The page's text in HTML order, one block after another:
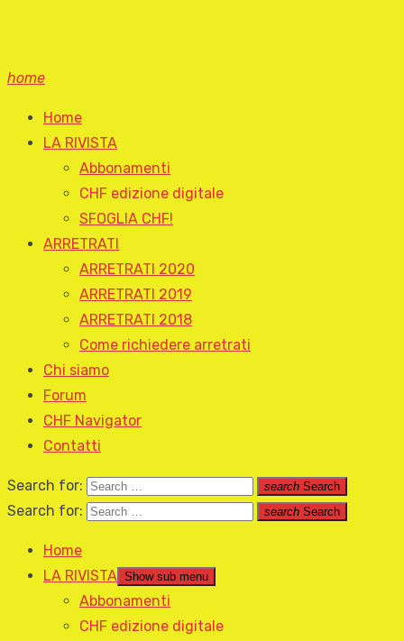
home
Home
LA RIVISTA
Abbonamenti
CHF edizione digitale
SFOGLIA CHF!
ARRETRATI
ARRETRATI 2020
ARRETRATI 2019
ARRETRATI 2018
Come richiedere arretrati
Chi siamo
Forum
CHF Navigator
Contatti
Search for: search Search
Search for: search Search
Home
LA RIVISTA Show sub menu
Abbonamenti
CHF edizione digitale